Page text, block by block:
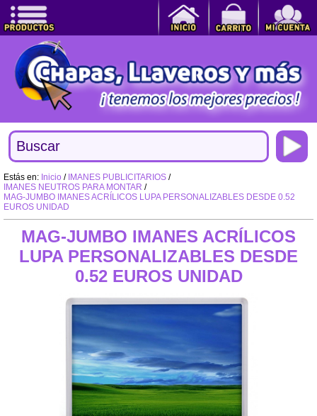
Estás en: Inicio / IMANES PUBLICITARIOS /
IMANES NEUTROS PARA MONTAR /
MAG-JUMBO IMANES ACRÍLICOS LUPA PERSONALIZABLES DESDE 0.52
EUROS UNIDAD
MAG-JUMBO IMANES ACRÍLICOS
LUPA PERSONALIZABLES DESDE
0.52 EUROS UNIDAD